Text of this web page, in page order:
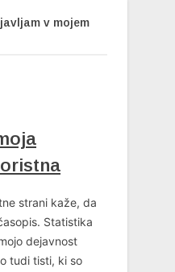
v mojem
strani kaže, da
Statistika
dejavnost
tudi tisti, ki so